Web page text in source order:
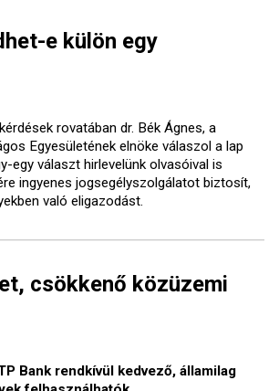
e külön egy
rovatában dr. Bék Ágnes, a
Egyesületének elnöke válaszol a lap
egy választ hirlevelünk olvasóival is
ingyenes jogsegélyszolgálatot biztosít,
való eligazodást.
csökkenő közüzemi
Bank rendkívül kedvező, államilag